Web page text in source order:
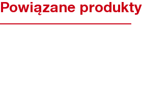
Powiązane produkty